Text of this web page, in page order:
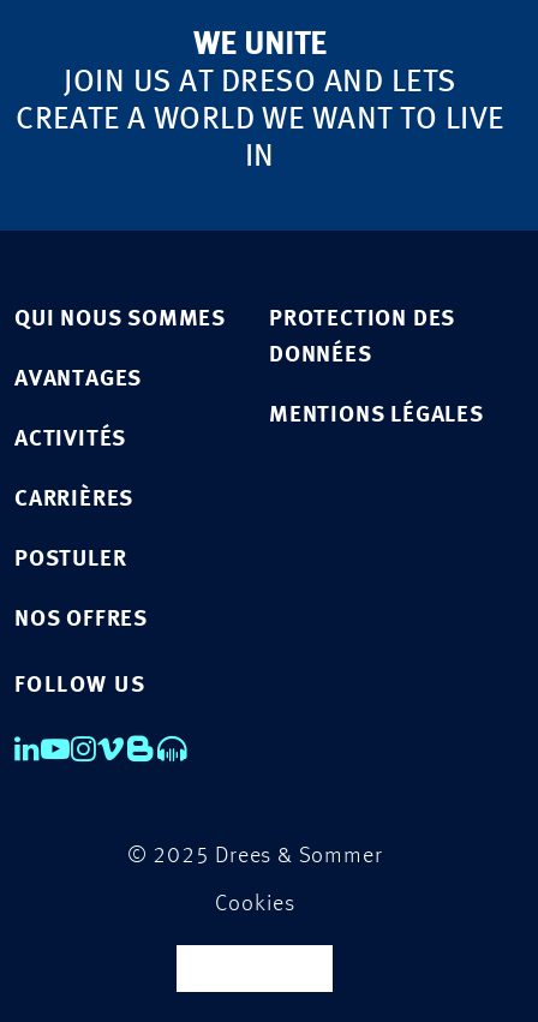
WE UNITE
JOIN US AT DRESO AND LETS
CREATE A WORLD WE WANT TO LIVE
IN
QUI NOUS SOMMES
AVANTAGES
ACTIVITÉS
CARRIÈRES
POSTULER
NOS OFFRES
PROTECTION DES
DONNÉES
MENTIONS LÉGALES
FOLLOW US
© 2025 Drees & Sommer
Cookies